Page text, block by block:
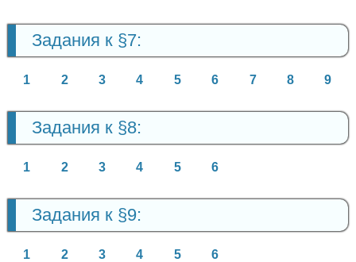
Задания к §7:
1 2 3 4 5 6 7 8 9
Задания к §8:
1 2 3 4 5 6
Задания к §9:
1 2 3 4 5 6